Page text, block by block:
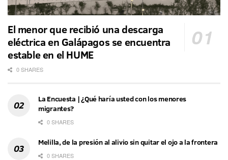
El menor que recibió una descarga
eléctrica en Galápagos se encuentra
estable en el HUME
0 SHARES
La Encuesta | ¿Qué haría usted con los menores
migrantes?
0 SHARES
Melilla, de la presión al alivio sin quitar el ojo a la frontera
0 SHARES